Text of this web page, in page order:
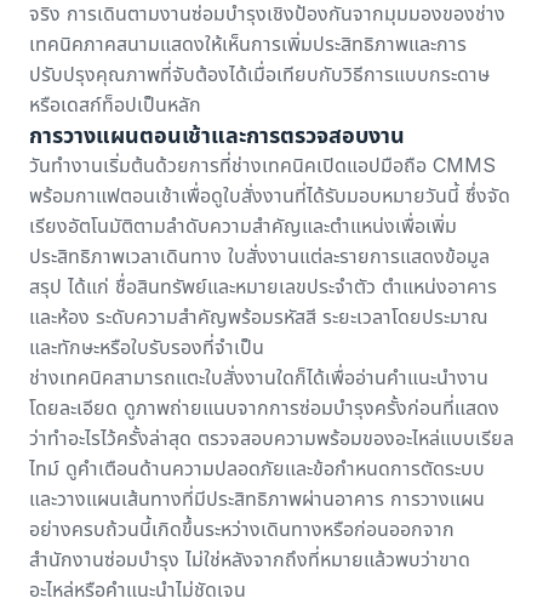
จริง การเดินตามงานซ่อมบำรุงเชิงป้องกันจากมุมมองของช่าง
เทคนิคภาคสนามแสดงให้เห็นการเพิ่มประสิทธิภาพและการ
ปรับปรุงคุณภาพที่จับต้องได้เมื่อเทียบกับวิธีการแบบกระดาษ
หรือเดสก์ท็อปเป็นหลัก
การวางแผนตอนเช้าและการตรวจสอบงาน
วันทำงานเริ่มต้นด้วยการที่ช่างเทคนิคเปิดแอปมือถือ CMMS
พร้อมกาแฟตอนเช้าเพื่อดูใบสั่งงานที่ได้รับมอบหมายวันนี้ ซึ่งจัด
เรียงอัตโนมัติตามลำดับความสำคัญและตำแหน่งเพื่อเพิ่ม
ประสิทธิภาพเวลาเดินทาง ใบสั่งงานแต่ละรายการแสดงข้อมูล
สรุป ได้แก่ ชื่อสินทรัพย์และหมายเลขประจำตัว ตำแหน่งอาคาร
และห้อง ระดับความสำคัญพร้อมรหัสสี ระยะเวลาโดยประมาณ
และทักษะหรือใบรับรองที่จำเป็น
ช่างเทคนิคสามารถแตะใบสั่งงานใดก็ได้เพื่ออ่านคำแนะนำงาน
โดยละเอียด ดูภาพถ่ายแนบจากการซ่อมบำรุงครั้งก่อนที่แสดง
ว่าทำอะไรไว้ครั้งล่าสุด ตรวจสอบความพร้อมของอะไหล่แบบเรียล
ไทม์ ดูคำเตือนด้านความปลอดภัยและข้อกำหนดการตัดระบบ
และวางแผนเส้นทางที่มีประสิทธิภาพผ่านอาคาร การวางแผน
อย่างครบถ้วนนี้เกิดขึ้นระหว่างเดินทางหรือก่อนออกจาก
สำนักงานซ่อมบำรุง ไม่ใช่หลังจากถึงที่หมายแล้วพบว่าขาด
อะไหล่หรือคำแนะนำไม่ชัดเจน